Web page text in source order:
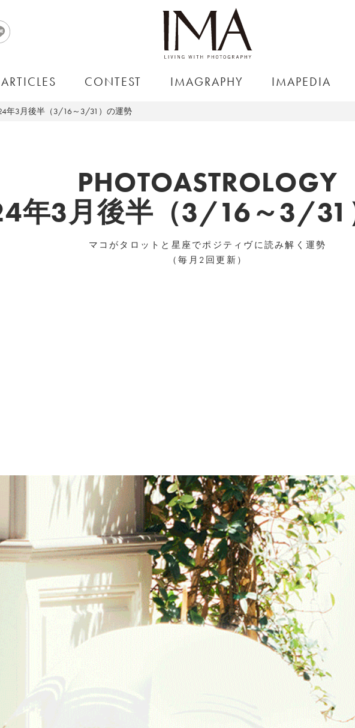
ARTICLES CONTEST IMAGRAPHY IMAPEDIA
年3月後半（3/16～3/31）の運勢
PHOTOASTROLOGY
年3月後半（3/16～3/31
マコがタロットと星座でポジティヴに読み解く運勢
（毎月2回更新）